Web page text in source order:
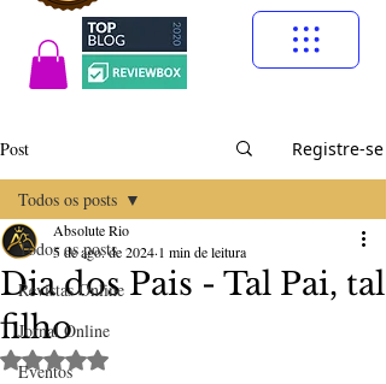
Post Registre-se
Todos os posts
Revistas Online
Jornal Online
Eventos
Todos os posts
Dia dos Pais - Tal Pai, tal
filho
Absolute Rio
5 de ago. de 2024 1 min de leitura
Avaliado com NaN de 5 estrelas.